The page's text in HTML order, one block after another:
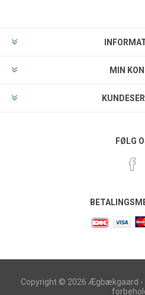
MIN
FØLG
Copyright © 2026 Ægbækgaard -